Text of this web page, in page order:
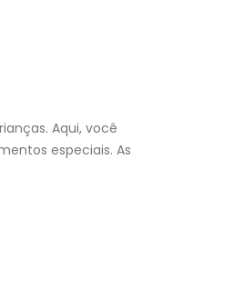
Aqui, você
especiais. As